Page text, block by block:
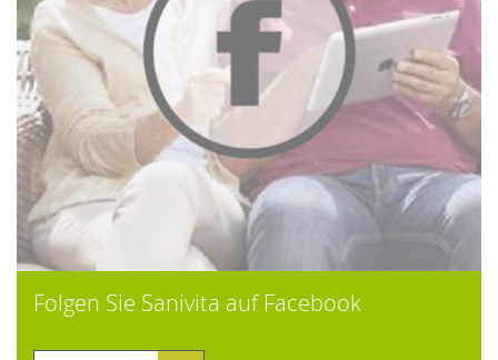
Folgen Sie Sanivita auf Facebook